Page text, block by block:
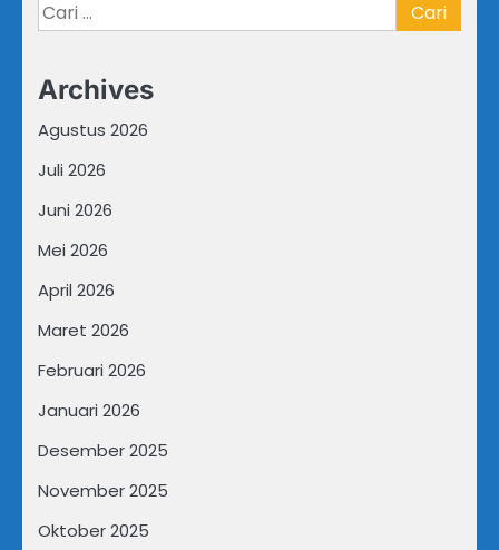
Cari
untuk:
Archives
Agustus 2026
Juli 2026
Juni 2026
Mei 2026
April 2026
Maret 2026
Februari 2026
Januari 2026
Desember 2025
November 2025
Oktober 2025